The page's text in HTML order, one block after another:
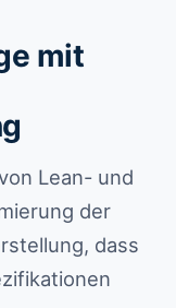
mit
Lean- und
der
dass